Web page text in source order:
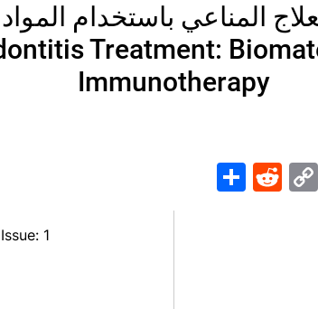
المناعي باستخدام
Treatment:
Immunotherapy
PrintFriendly
Copy
Reddit
1